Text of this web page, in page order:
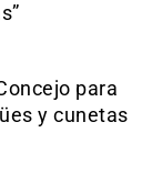
para
y cunetas